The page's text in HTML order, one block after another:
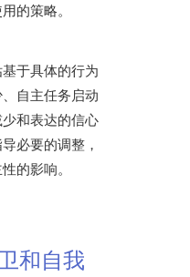
的策略。
于具体的行为
自主任务启动
和表达的信心
必要的调整，
的影响。
和自我